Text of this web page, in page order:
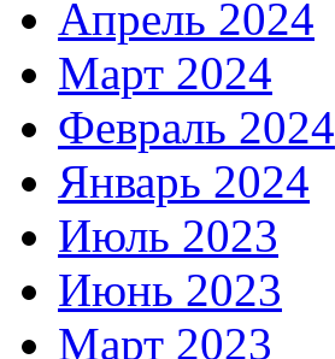
Апрель 2024
Март 2024
Февраль 2024
Январь 2024
Июль 2023
Июнь 2023
Март 2023